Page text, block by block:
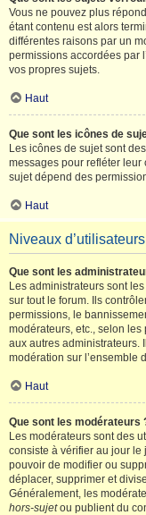
Vous ne pouvez plus
étant contenu est alors
différentes raisons par un
permissions accordées par
vos propres sujets.
Haut
Que sont les icônes de
Les icônes de sujet sont
messages pour refléter leur
sujet dépend des
Haut
Niveaux
Que sont les
Les administrateurs sont
sur tout le forum. Ils
permissions, le
modérateurs, etc., selon
aux autres administrateurs.
modération sur l’ensemble
Haut
Que sont les modérateurs
Les modérateurs sont des
consiste à vérifier au jour le
pouvoir de modifier ou
déplacer, supprimer et
Généralement, les
hors-sujetou publient du